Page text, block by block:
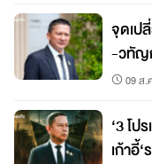
จุดเป
-วทัญ
09 ส.
‘3 โปร
เก้าอี้